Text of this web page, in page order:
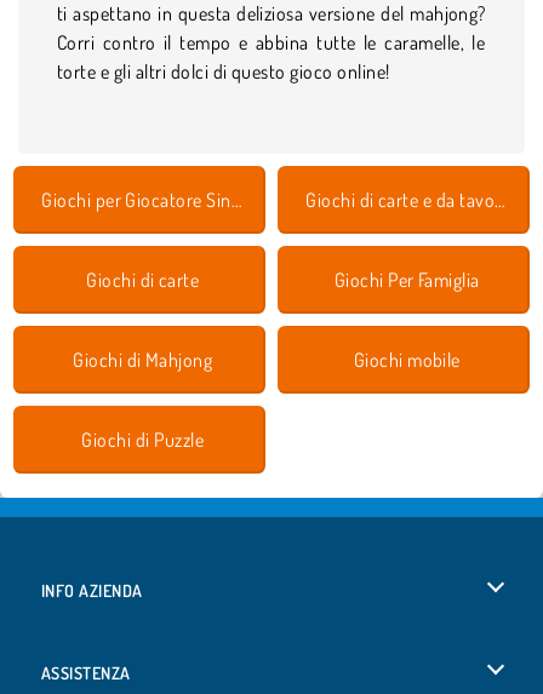
ti aspettano in questa deliziosa versione del mahjong?
Corri contro il tempo e abbina tutte le caramelle, le
torte e gli altri dolci di questo gioco online!
Giochi per Giocatore Singolo Giochi di carte e da tavolo
Giochi di carte Giochi Per Famiglia
Giochi di Mahjong Giochi mobile
Giochi di Puzzle
INFO AZIENDA
ASSISTENZA